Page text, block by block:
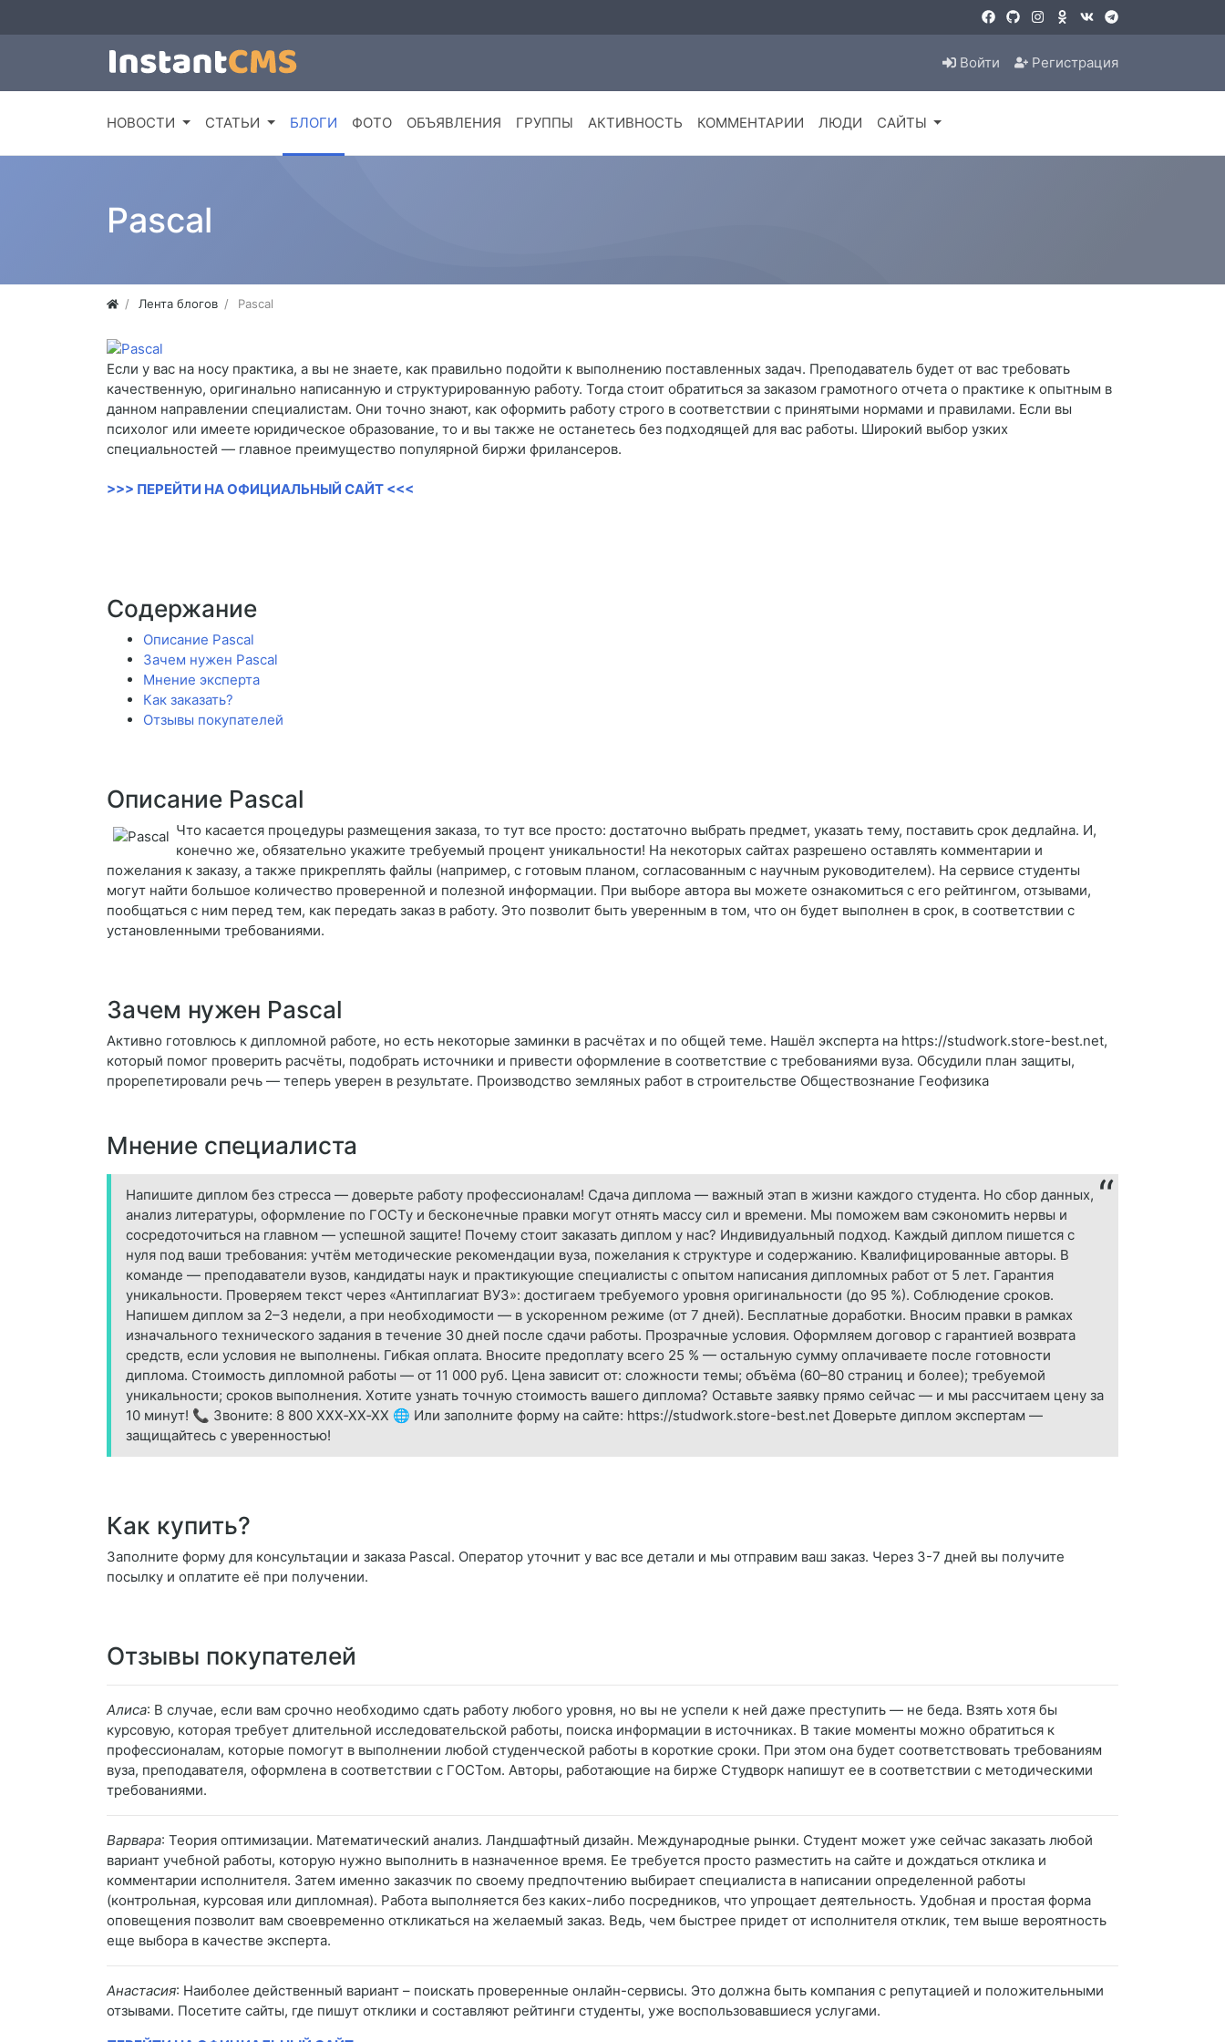
Войти Регистрация
НОВОСТИ СТАТЬИ БЛОГИ ФОТО ОБЪЯВЛЕНИЯ ГРУППЫ АКТИВНОСТЬ КОММЕНТАРИИ ЛЮДИ САЙТЫ
Pascal
Лента блогов Pascal
Если у вас на носу практика, а вы не знаете, как правильно подойти к выполнению поставленных задач. Преподаватель будет от вас требовать
качественную, оригинально написанную и структурированную работу. Тогда стоит обратиться за заказом грамотного отчета о практике к опытным в
данном направлении специалистам. Они точно знают, как оформить работу строго в соответствии с принятыми нормами и правилами. Если вы
психолог или имеете юридическое образование, то и вы также не останетесь без подходящей для вас работы. Широкий выбор узких
специальностей — главное преимущество популярной биржи фрилансеров.
>>> ПЕРЕЙТИ НА ОФИЦИАЛЬНЫЙ САЙТ <<<
Содержание
Описание Pascal
Зачем нужен Pascal
Мнение эксперта
Как заказать?
Отзывы покупателей
Описание Pascal
Что касается процедуры размещения заказа, то тут все просто: достаточно выбрать предмет, указать тему, поставить срок дедлайна. И,
конечно же, обязательно укажите требуемый процент уникальности! На некоторых сайтах разрешено оставлять комментарии и
пожелания к заказу, а также прикреплять файлы (например, с готовым планом, согласованным с научным руководителем). На сервисе студенты
могут найти большое количество проверенной и полезной информации. При выборе автора вы можете ознакомиться с его рейтингом, отзывами,
пообщаться с ним перед тем, как передать заказ в работу. Это позволит быть уверенным в том, что он будет выполнен в срок, в соответствии с
установленными требованиями.
Зачем нужен Pascal
Активно готовлюсь к дипломной работе, но есть некоторые заминки в расчётах и по общей теме. Нашёл эксперта на https://studwork.store-best.net,
который помог проверить расчёты, подобрать источники и привести оформление в соответствие с требованиями вуза. Обсудили план защиты,
прорепетировали речь — теперь уверен в результате. Производство земляных работ в строительстве Обществознание Геофизика
Мнение специалиста
Напишите диплом без стресса — доверьте работу профессионалам! Сдача диплома — важный этап в жизни каждого студента. Но сбор данных,
анализ литературы, оформление по ГОСТу и бесконечные правки могут отнять массу сил и времени. Мы поможем вам сэкономить нервы и
сосредоточиться на главном — успешной защите! Почему стоит заказать диплом у нас? Индивидуальный подход. Каждый диплом пишется с
нуля под ваши требования: учтём методические рекомендации вуза, пожелания к структуре и содержанию. Квалифицированные авторы. В
команде — преподаватели вузов, кандидаты наук и практикующие специалисты с опытом написания дипломных работ от 5 лет. Гарантия
уникальности. Проверяем текст через «Антиплагиат ВУЗ»: достигаем требуемого уровня оригинальности (до 95 %). Соблюдение сроков.
Напишем диплом за 2–3 недели, а при необходимости — в ускоренном режиме (от 7 дней). Бесплатные доработки. Вносим правки в рамках
изначального технического задания в течение 30 дней после сдачи работы. Прозрачные условия. Оформляем договор с гарантией возврата
средств, если условия не выполнены. Гибкая оплата. Вносите предоплату всего 25 % — остальную сумму оплачиваете после готовности
диплома. Стоимость дипломной работы — от 11 000 руб. Цена зависит от: сложности темы; объёма (60–80 страниц и более); требуемой
уникальности; сроков выполнения. Хотите узнать точную стоимость вашего диплома? Оставьте заявку прямо сейчас — и мы рассчитаем цену за
10 минут! 📞 Звоните: 8 800 XXX‑XX‑XX 🌐 Или заполните форму на сайте: https://studwork.store-best.net Доверьте диплом экспертам —
защищайтесь с уверенностью!
Как купить?
Заполните форму для консультации и заказа Pascal. Оператор уточнит у вас все детали и мы отправим ваш заказ. Через 3-7 дней вы получите
посылку и оплатите её при получении.
Отзывы покупателей
Алиса: В случае, если вам срочно необходимо сдать работу любого уровня, но вы не успели к ней даже преступить — не беда. Взять хотя бы
курсовую, которая требует длительной исследовательской работы, поиска информации в источниках. В такие моменты можно обратиться к
профессионалам, которые помогут в выполнении любой студенческой работы в короткие сроки. При этом она будет соответствовать требованиям
вуза, преподавателя, оформлена в соответствии с ГОСТом. Авторы, работающие на бирже Студворк напишут ее в соответствии с методическими
требованиями.
Варвара: Теория оптимизации. Математический анализ. Ландшафтный дизайн. Международные рынки. Студент может уже сейчас заказать любой
вариант учебной работы, которую нужно выполнить в назначенное время. Ее требуется просто разместить на сайте и дождаться отклика и
комментарии исполнителя. Затем именно заказчик по своему предпочтению выбирает специалиста в написании определенной работы
(контрольная, курсовая или дипломная). Работа выполняется без каких-либо посредников, что упрощает деятельность. Удобная и простая форма
оповещения позволит вам своевременно откликаться на желаемый заказ. Ведь, чем быстрее придет от исполнителя отклик, тем выше вероятность
еще выбора в качестве эксперта.
Анастасия: Наиболее действенный вариант – поискать проверенные онлайн-сервисы. Это должна быть компания с репутацией и положительными
отзывами. Посетите сайты, где пишут отклики и составляют рейтинги студенты, уже воспользовавшиеся услугами.